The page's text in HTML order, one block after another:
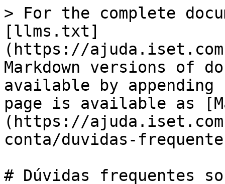
> For the complete
[llms.txt]
(https://
Markdown versions of
available by
page is available as
(https://
conta/duvidas-
# Dúvidas frequentes